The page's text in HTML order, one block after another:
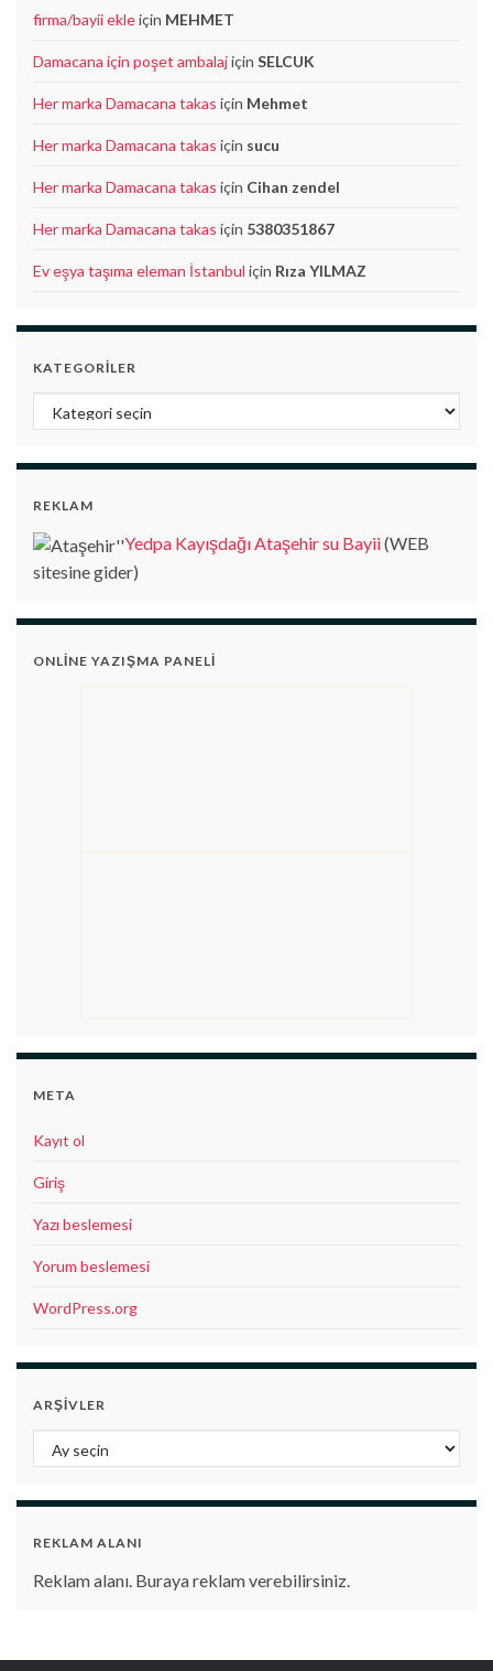
firma/bayii ekleiçin MEHMET
Damacana için poşet ambalajiçin SELCUK
Her marka Damacana takas için Mehmet
Her marka Damacana takas için sucu
Her marka Damacana takas için Cihan zendel
Her marka Damacana takas için 5380351867
Ev eşya taşıma eleman İstanbul için Rıza YILMAZ
KATEGORILER
Kategoriler
REKLAM
Yedpa Kayışdağı Ataşehir su Bayii(WEB
sitesine gider)
ONLINE YAZIŞMA PANELI
META
Kayıt ol
Giriş
Yazı beslemesi
Yorum beslemesi
WordPress.org
ARŞIVLER
Arşivler
REKLAM ALANI
Reklam alanı. Buraya reklam verebilirsiniz.